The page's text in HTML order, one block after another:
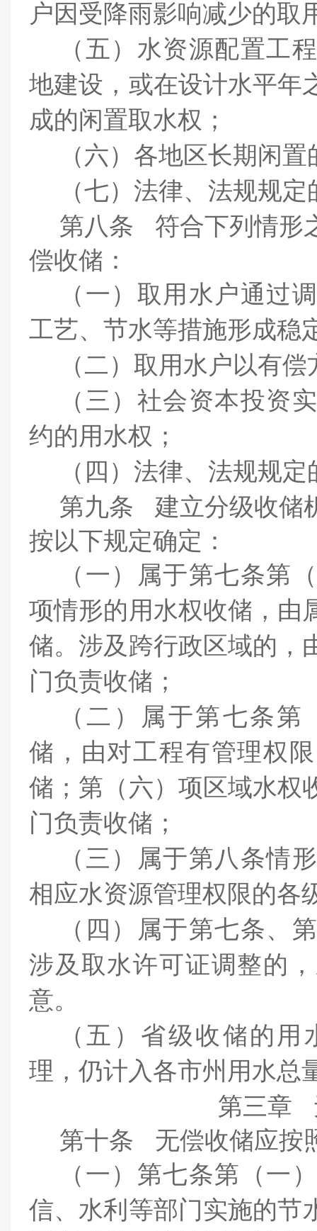
户因受降雨影响减少的取
（五） 水资源配置工
地建设，或在设计水平年
成的闲置取水权；
（六） 各地区长期闲置
（七） 法律、法规规定
第八条
符合下列情形
偿收储：
（一） 取用水户通过
工艺、节水等措施形成稳
（二） 取用水户以有偿
（三） 社会资本投资
约的用水权 ；
（四） 法律、法规规定
第九条
建立分级收储
按以下规定确定：
（一）
属于第七条第
项情形的用水权收储，由
储。涉及跨行政区域的，
门负责收储；
（二） 属于第七条第
储， 由对工程有管理权
储；第（六）项区域水权
门负责收储；
（三）
属于第八条情
相应水资源管理权限的各
（四）
属于第七条、
涉及取水许可证调整的
意。
（五）省级收储的
理，仍计入各市州用水总
第三章
第十条
无偿收储应按
（一） 第七条第（一
信、水利 等部门实施的节